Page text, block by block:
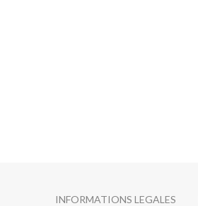
INFORMATIONS LEGALES